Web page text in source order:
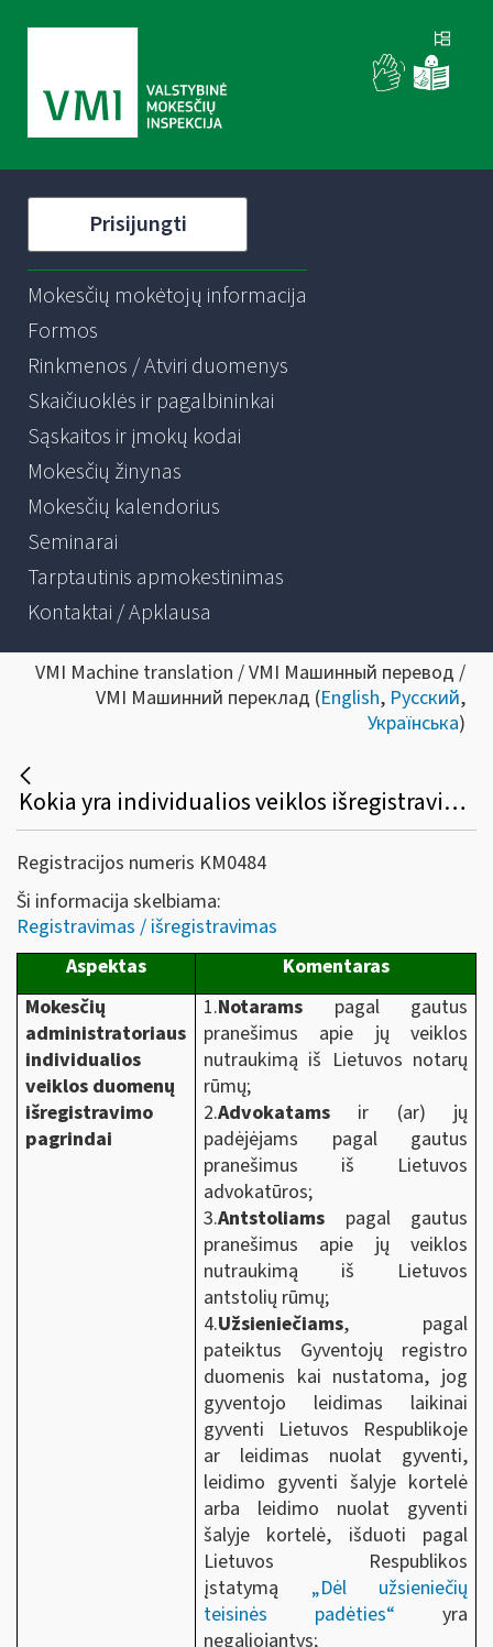
Prisijungti
Mokesčių mokėtojų informacija
Formos
Rinkmenos / Atviri duomenys
Skaičiuoklės ir pagalbininkai
Sąskaitos ir įmokų kodai
Mokesčių žinynas
Mokesčių kalendorius
Seminarai
Tarptautinis apmokestinimas
Kontaktai / Apklausa
VMI Machine translation / VMI Машинный перевод /
VMI Машинний переклад (English, Русский,
Українська)
Kokia yra individualios veiklos išregistravimo tvarka?
Registracijos numeris KM0484
Ši informacija skelbiama:
Registravimas / išregistravimas
Aspektas
Komentaras
Mokesčių
administratoriaus
individualios
veiklos duomenų
išregistravimo
pagrindai
1.Notarams pagal gautus
pranešimus apie jų veiklos
nutraukimą iš Lietuvos notarų
rūmų;
2.Advokatams ir (ar) jų
padėjėjams pagal gautus
pranešimus iš Lietuvos
advokatūros;
3.Antstoliams pagal gautus
pranešimus apie jų veiklos
nutraukimą iš Lietuvos
antstolių rūmų;
4.Užsieniečiams, pagal
pateiktus Gyventojų registro
duomenis kai nustatoma, jog
gyventojo leidimas laikinai
gyventi Lietuvos Respublikoje
ar leidimas nuolat gyventi,
leidimo gyventi šalyje kortelė
arba leidimo nuolat gyventi
šalyje kortelė, išduoti pagal
Lietuvos Respublikos
įstatymą „Dėl užsieniečių
teisinės padėties“ yra
negaliojantys;